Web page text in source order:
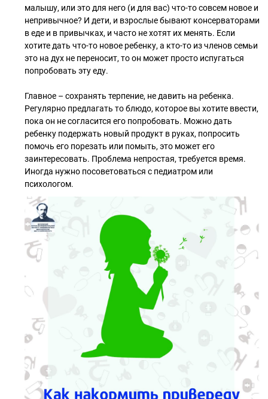
малышу, или это для него (и для вас) что-то совсем новое и
непривычное? И дети, и взрослые бывают консерваторами
в еде и в привычках, и часто не хотят их менять. Если
хотите дать что-то новое ребенку, а кто-то из членов семьи
это на дух не переносит, то он может просто испугаться
попробовать эту еду.
Главное – сохранять терпение, не давить на ребенка.
Регулярно предлагать то блюдо, которое вы хотите ввести,
пока он не согласится его попробовать. Можно дать
ребенку подержать новый продукт в руках, попросить
помочь его порезать или помыть, это может его
заинтересовать. Проблема непростая, требуется время.
Иногда нужно посоветоваться с педиатром или
психологом.